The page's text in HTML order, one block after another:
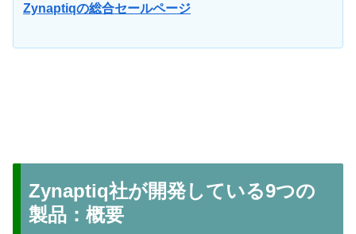
Zynaptiqの総合セールページ
Zynaptiq社が開発している9つの
製品：概要